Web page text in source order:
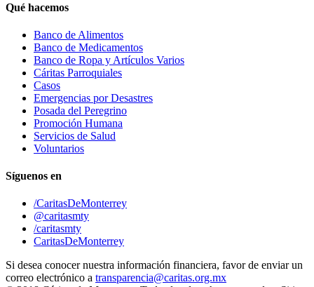
Qué hacemos
Banco de Alimentos
Banco de Medicamentos
Banco de Ropa y Artículos Varios
Cáritas Parroquiales
Casos
Emergencias por Desastres
Posada del Peregrino
Promoción Humana
Servicios de Salud
Voluntarios
Síguenos en
/CaritasDeMonterrey
@caritasmty
/caritasmty
CaritasDeMonterrey
Si desea conocer nuestra información financiera, favor de enviar un
correo electrónico a transparencia@caritas.org.mx